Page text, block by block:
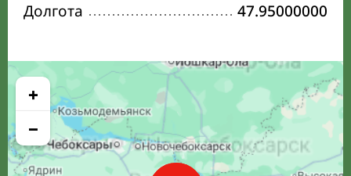
Долгота
47.95000000
+
−